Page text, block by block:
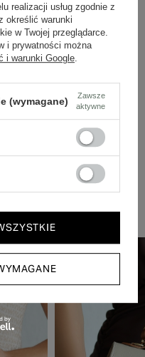
i wysyłamy w 24h.
realizacji usług zgodnie z
określić warunki
w Twojej przeglądarce.
i prywatności można
i warunki Google
(wymagane)
Zawsze
aktywne